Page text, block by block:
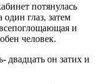
потянулась
глаз, затем
и
человек.
двадцать он затих и